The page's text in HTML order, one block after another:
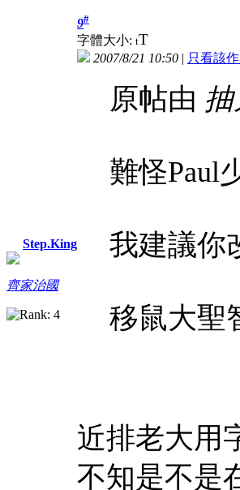
Step.King
齊家治國
9#
字體大小: tT
2007/8/21 10:50 | 只看該
原帖由
難怪Paul
我建議你
移鼠大聖
近排老大用
不知是不是